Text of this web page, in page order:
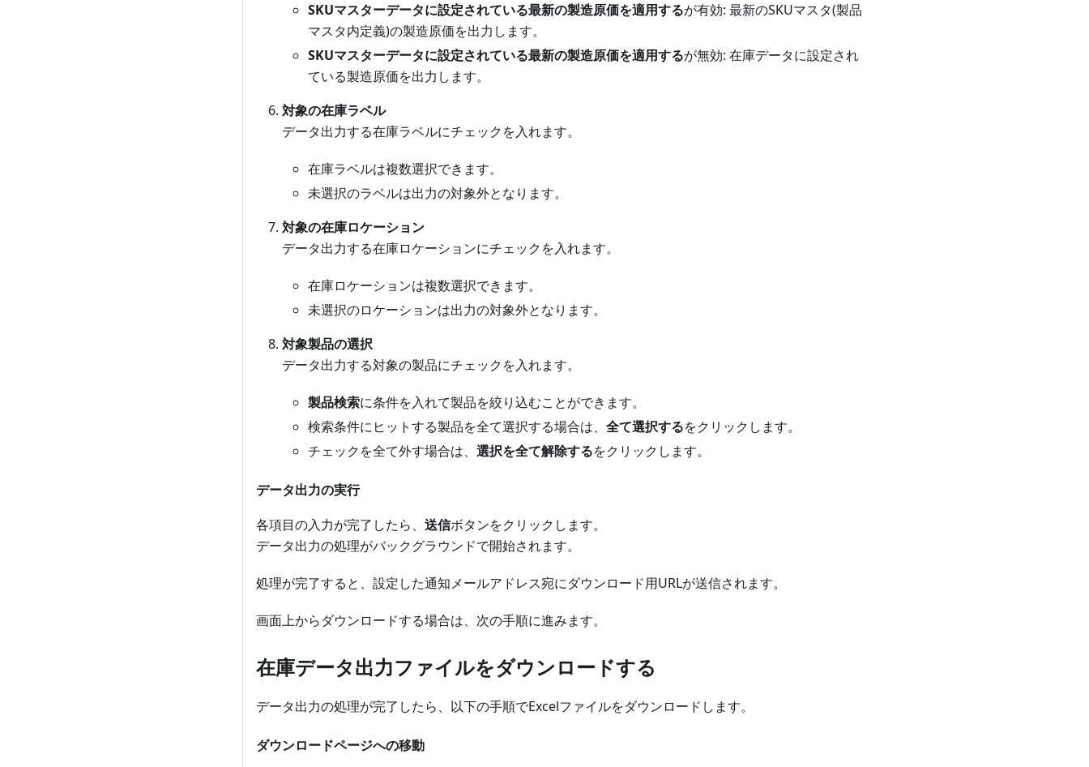
SKUマスターデータに設定されている最新の製造原価を適用するが有効: 最新のSKUマスタ(製品
マスタ内定義)の製造原価を出力します。
SKUマスターデータに設定されている最新の製造原価を適用するが無効: 在庫データに設定され
ている製造原価を出力します。
対象の在庫ラベル
データ出力する在庫ラベルにチェックを入れます。
在庫ラベルは複数選択できます。
未選択のラベルは出力の対象外となります。
対象の在庫ロケーション
データ出力する在庫ロケーションにチェックを入れます。
在庫ロケーションは複数選択できます。
未選択のロケーションは出力の対象外となります。
対象製品の選択
データ出力する対象の製品にチェックを入れます。
製品検索に条件を入れて製品を絞り込むことができます。
検索条件にヒットする製品を全て選択する場合は、 全て選択するをクリックします。
チェックを全て外す場合は、 選択を全て解除するをクリックします。
データ出力の実行
各項目の入力が完了したら、 送信ボタンをクリックします。
データ出力の処理がバックグラウンドで開始されます。
処理が完了すると、設定した通知メールアドレス宛にダウンロード用URLが送信されます。
画面上からダウンロードする場合は、次の手順に進みます。
在庫データ出力ファイルをダウンロードする
データ出力の処理が完了したら、以下の手順でExcelファイルをダウンロードします。
ダウンロードページへの移動